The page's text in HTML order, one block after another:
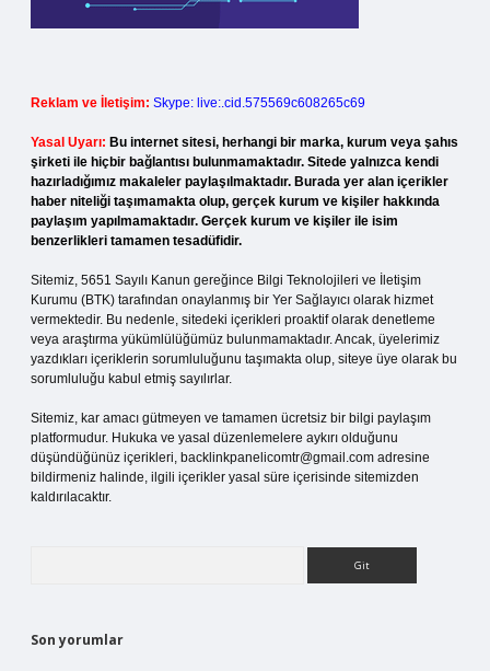
Reklam ve İletişim: Skype: live:.cid.575569c608265c69
Yasal Uyarı: Bu internet sitesi, herhangi bir marka, kurum veya şahıs
şirketi ile hiçbir bağlantısı bulunmamaktadır. Sitede yalnızca kendi
hazırladığımız makaleler paylaşılmaktadır. Burada yer alan içerikler
haber niteliği taşımamakta olup, gerçek kurum ve kişiler hakkında
paylaşım yapılmamaktadır. Gerçek kurum ve kişiler ile isim
benzerlikleri tamamen tesadüfidir.
Sitemiz, 5651 Sayılı Kanun gereğince Bilgi Teknolojileri ve İletişim
Kurumu (BTK) tarafından onaylanmış bir Yer Sağlayıcı olarak hizmet
vermektedir. Bu nedenle, sitedeki içerikleri proaktif olarak denetleme
veya araştırma yükümlülüğümüz bulunmamaktadır. Ancak, üyelerimiz
yazdıkları içeriklerin sorumluluğunu taşımakta olup, siteye üye olarak bu
sorumluluğu kabul etmiş sayılırlar.
Sitemiz, kar amacı gütmeyen ve tamamen ücretsiz bir bilgi paylaşım
platformudur. Hukuka ve yasal düzenlemelere aykırı olduğunu
düşündüğünüz içerikleri, backlinkpanelicomtr@gmail.com adresine
bildirmeniz halinde, ilgili içerikler yasal süre içerisinde sitemizden
kaldırılacaktır.
Son yorumlar